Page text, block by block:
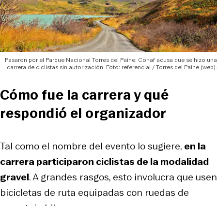
Pasaron por el Parque Nacional Torres del Paine: Conaf acusa que se hizo una
carrera de ciclistas sin autorización. Foto: referencial / Torres del Paine (web).
Cómo fue la carrera y qué
respondió el organizador
Tal como el nombre del evento lo sugiere, en la
carrera participaron ciclistas de la modalidad
gravel. A grandes rasgos, esto involucra que usen
bicicletas de ruta equipadas con ruedas de